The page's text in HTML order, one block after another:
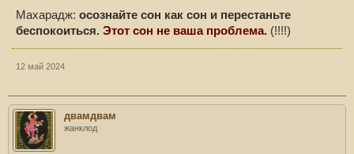
Махарадж: осознайте сон как сон и перестаньте
беспокоиться. Этот сон не ваша проблема. (!!!!)
12 май 2024
двамдвам
жанклод